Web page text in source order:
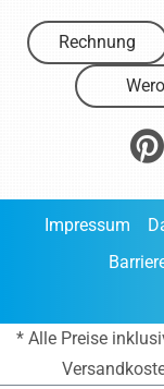
Rechnung
Wero
Impressum
* Alle Preise